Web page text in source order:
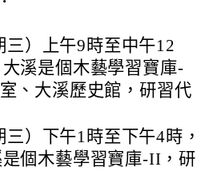
）上午9時至中午12
溪是個木藝學習寶庫-
、大溪歷史館，研習代
）下午1時至下午4時，
個木藝學習寶庫-II，研